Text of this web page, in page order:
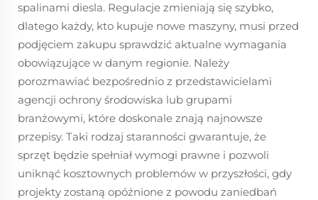
spalinami diesla. Regulacje zmieniają się szybko,
dlatego każdy, kto kupuje nowe maszyny, musi przed
podjęciem zakupu sprawdzić aktualne wymagania
obowiązujące w danym regionie. Należy
porozmawiać bezpośrednio z przedstawicielami
agencji ochrony środowiska lub grupami
branżowymi, które doskonale znają najnowsze
przepisy. Taki rodzaj staranności gwarantuje, że
sprzęt będzie spełniał wymogi prawne i pozwoli
uniknąć kosztownych problemów w przyszłości, gdy
projekty zostaną opóźnione z powodu zaniedbań